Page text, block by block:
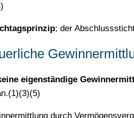
; der
eigenständige
durch